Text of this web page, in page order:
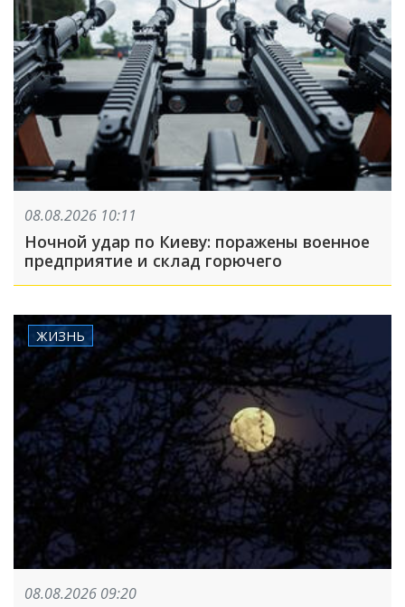
08.08.2026 10:11
Ночной удар по Киеву: поражены военное
предприятие и склад горючего
ЖИЗНЬ
08.08.2026 09:20